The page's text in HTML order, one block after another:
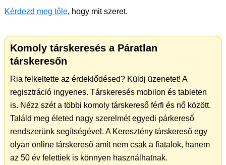
Kérdezd meg tőle, hogy mit szeret.
Komoly társkeresés a Páratlan
társkeresőn
Ria felkeltette az érdeklődésed? Küldj üzenetet! A
regisztráció ingyenes. Társkeresés mobilon és tableten
is. Nézz szét a többi komoly társkereső férfi és nő között.
Találd meg életed nagy szerelmét egyedi párkereső
rendszerünk segítségével. A Keresztény társkereső egy
olyan online társkereső amit nem csak a fiatalok, hanem
az 50 év felettiek is könnyen használhatnak.